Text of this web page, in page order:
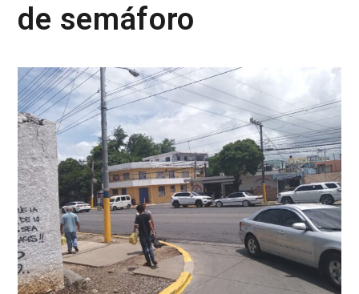
de semáforo